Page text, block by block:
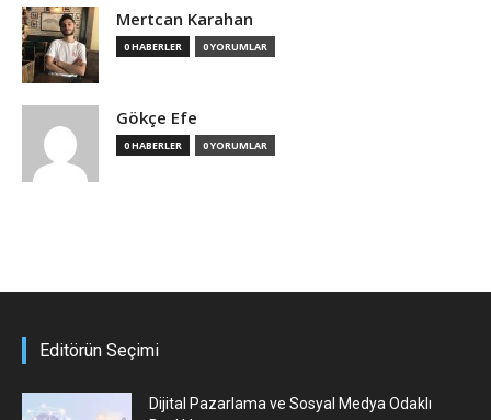
Mertcan Karahan
0 HABERLER 0 YORUMLAR
Gökçe Efe
0 HABERLER 0 YORUMLAR
Editörün Seçimi
Dijital Pazarlama ve Sosyal Medya Odaklı